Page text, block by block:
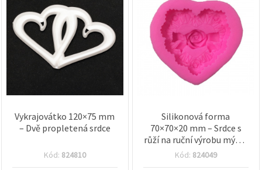
Vykrajovátko 120×75 mm
– Dvě propletená srdce
Kód: 824810
Silikonová forma
70×70×20 mm – Srdce s
růží na ruční výrobu mýdel
a svíček
Kód: 824049